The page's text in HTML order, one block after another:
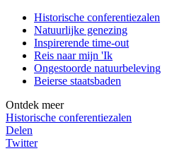
Historische conferentiezalen
Natuurlijke genezing
Inspirerende time-out
Reis naar mijn 'Ik
Ongestoorde natuurbeleving
Beierse staatsbaden
Ontdek meer
Historische conferentiezalen
Delen
Twitter